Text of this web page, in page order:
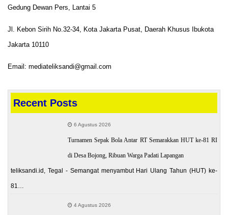
Gedung Dewan Pers, Lantai 5
Jl. Kebon Sirih No.32-34, Kota Jakarta Pusat, Daerah Khusus Ibukota
Jakarta 10110
Email: mediateliksandi@gmail.com
Recent Posts
6 Agustus 2026
Turnamen Sepak Bola Antar RT Semarakkan HUT ke-81 RI
di Desa Bojong, Ribuan Warga Padati Lapangan
teliksandi.id, Tegal - Semangat menyambut Hari Ulang Tahun (HUT) ke-
81…
4 Agustus 2026